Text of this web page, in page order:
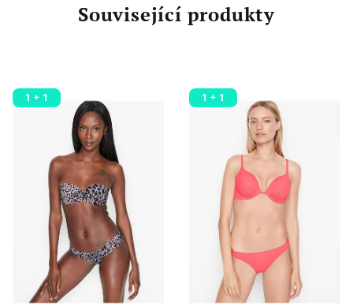
Související produkty
1 + 1 1 + 1